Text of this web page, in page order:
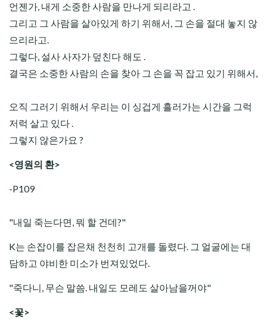
언젠가, 내게 소중한 사람을 만나게 되리라고 .
그리고 그 사람을 살아있게 하기 위해서, 그 손을 절대 놓지 않
으리라고.
그렇다, 설사 사자가 덮친다 해도 .
결국은 소중한 사람의 손을 찾아 그 손을 꼭 잡고 있기 위해서,
오직 그러기 위해서 우리는 이 싱겁게 흘러가는 시간을 그럭
저럭 살고 있다 .
그렇지 않은가요 ?
<영원의 환>
-P109
"내일 죽는다면, 뭐 할 건데?"
K는 손잡이를 잡은채 천천히 고개를 돌렸다. 그 얼굴에는 대
담하고 야비한 미소가 번져있었다.
"죽다니, 무슨 말씀. 내일도 모레도 살아남을꺼야"
<꽃>